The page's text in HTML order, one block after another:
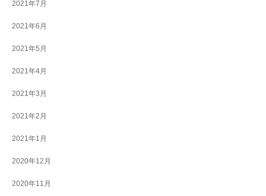
2021年7月
2021年6月
2021年5月
2021年4月
2021年3月
2021年2月
2021年1月
2020年12月
2020年11月